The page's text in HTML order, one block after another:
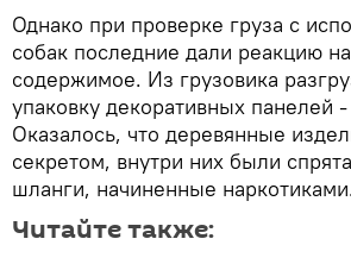
Однако при проверке груза с
собак последние дали реакцию
содержимое. Из грузовика
упаковку декоративных панелей
Оказалось, что деревянные
секретом, внутри них были
шланги, начиненные
Читайте также: